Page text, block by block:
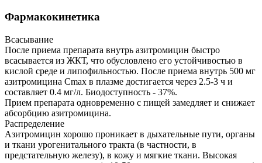
Фармакокинетика
Всасывание
После приема препарата внутрь азитромицин быстро
всасывается из ЖКТ, что обусловлено его устойчивостью в
кислой среде и липофильностью. После приема внутрь 500 мг
азитромицина Cmax в плазме достигается через 2.5-3 ч и
составляет 0.4 мг/л. Биодоступность - 37%.
Прием препарата одновременно с пищей замедляет и снижает
абсорбцию азитромицина.
Распределение
Азитромицин хорошо проникает в дыхательные пути, органы
и ткани урогенитального тракта (в частности, в
предстательную железу), в кожу и мягкие ткани. Высокая